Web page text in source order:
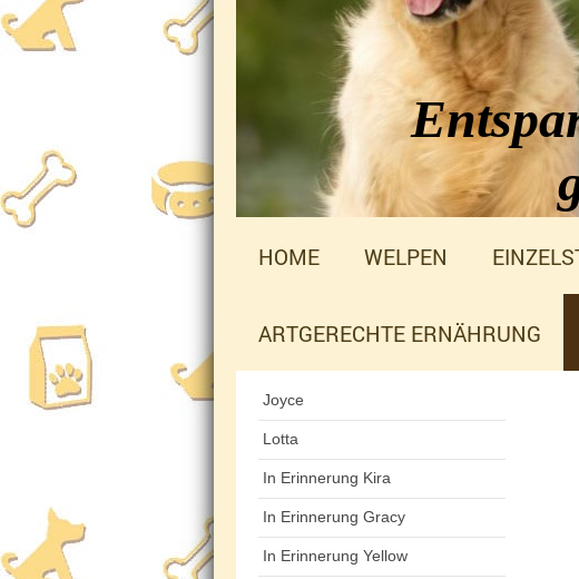
HOME WELPEN
ARTGERECHTE ERNÄHRUNG
Joyce
Lotta
In Erinnerung Kira
In Erinnerung Gracy
In Erinnerung Yellow